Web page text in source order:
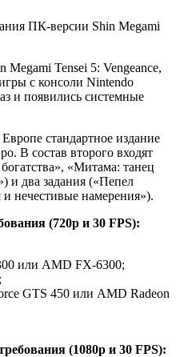
Megami Tensei 5: Vengeance,
с консоли Nintendo
и появились системные
стандартное издание
В состав второго входят
«Митама: танец
и два задания («Пепел
и нечестивые намерения»).
(720p и 30 FPS):
или AMD FX-6300;
GTS 450 или AMD Radeon
(1080p и 30 FPS):